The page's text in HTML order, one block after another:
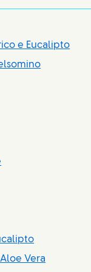
e Eucalipto
Vera